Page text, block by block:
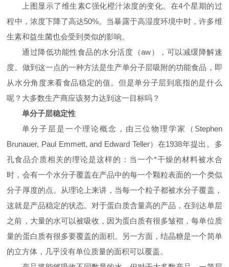
上图显示了维生素C强化橙汁浓度的变化。在4个星期的过
程中，浓度下降了高达50%。当暴露于高湿度环境中时，许多维
生素和益生菌也会受到类似的影响。
通过降低功能性食品的水分活度（aw），可以减缓降解速
度。做到这一点的一种方法是生产单分子层吸附的功能食品，即
从水分角度来看食品稳定的值。但是单分子层到底指的是什么
呢？大多数生产商应该努力达到这一目标吗？
单分子层稳定性
单分子层是一个理论概念，由三位物理学家（ Stephen
Brunauer, Paul Emmett, and Edward Teller）在1938年提出。多
孔食品介质相关的理论是这样的：当一个*干燥的材料被水合
时，会有一个水分子覆盖在产品中的每一个颗粒表面的一个类似
分子厚度的点。从理论上来讲，当每一个粒子都被水分子覆盖，
这就是产品稳定的状态。对于蛋白质含量高的产品，在到达单层
之前，大量的水可以被吸收，因为蛋白质有很多皱褶，每单位质
量的蛋白质有很多要覆盖的面积。另一方面，结晶糖是一个简单
的立方体，几乎没有单位质量的面积可以覆盖。